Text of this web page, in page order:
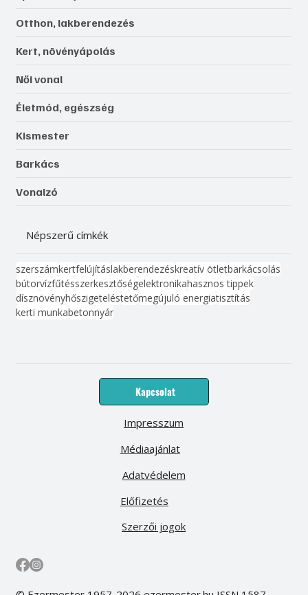
Otthon, lakberendezés
Kert, növényápolás
Női vonal
Életmód, egészség
Kismester
Barkács
Vonalzó
Népszerű címkék
szerszámkertfelújításlakberendezéskreatív ötletbarkácsolás
bútorvízfűtésszerkesztőségelektronikahasznos tippek
dísznövényhőszigeteléstetőmegújuló energiatisztítás
kerti munkabetonnyár
Kapcsolat
Médiaajánlat
Előfizetés
Impresszum
Adatvédelem
Szerzői jogok